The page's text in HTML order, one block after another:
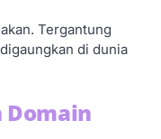
Tergantung
di dunia
Domain